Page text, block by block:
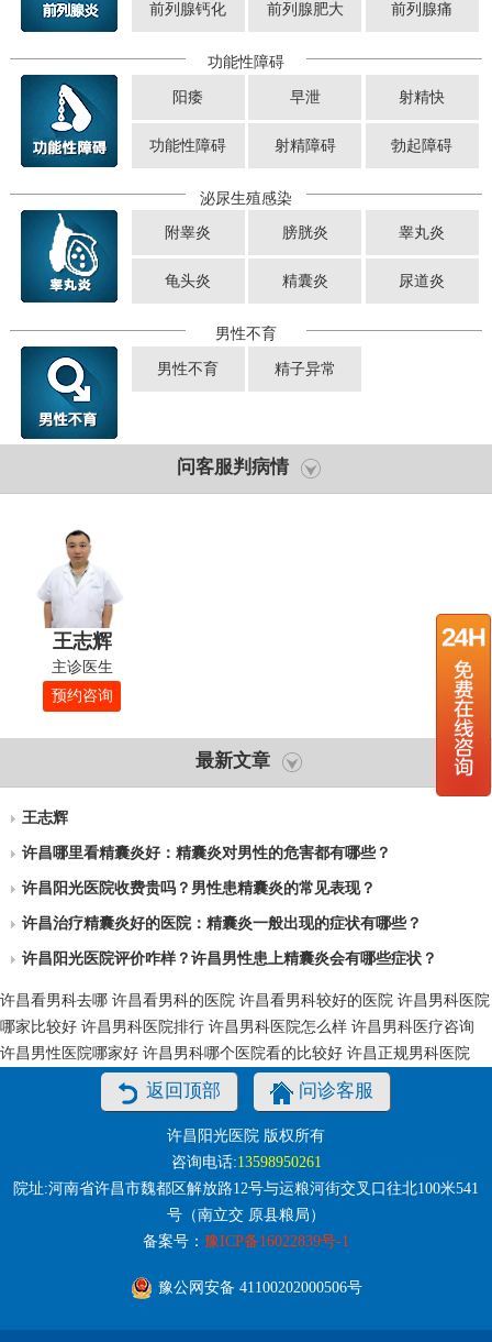
前列腺钙化 前列腺肥大 前列腺痛
功能性障碍
阳痿 早泄 射精快
功能性障碍 射精障碍 勃起障碍
泌尿生殖感染
附睾炎 膀胱炎 睾丸炎
龟头炎 精囊炎 尿道炎
男性不育
男性不育 精子异常
问客服判病情
王志辉
主诊医生
预约咨询
最新文章
王志辉
许昌哪里看精囊炎好：精囊炎对男性的危害都有哪些？
许昌阳光医院收费贵吗？男性患精囊炎的常见表现？
许昌治疗精囊炎好的医院：精囊炎一般出现的症状有哪些？
许昌阳光医院评价咋样？许昌男性患上精囊炎会有哪些症状？
许昌看男科去哪 许昌看男科的医院 许昌看男科较好的医院 许昌男科医院
哪家比较好 许昌男科医院排行 许昌男科医院怎么样 许昌男科医疗咨询
许昌男性医院哪家好 许昌男科哪个医院看的比较好 许昌正规男科医院
返回顶部 问诊客服
许昌阳光医院 版权所有
咨询电话:13598950261
院址:河南省许昌市魏都区解放路12号与运粮河街交叉口往北100米541
号（南立交 原县粮局）
备案号： 豫ICP备16022839号-1
豫公网安备 41100202000506号